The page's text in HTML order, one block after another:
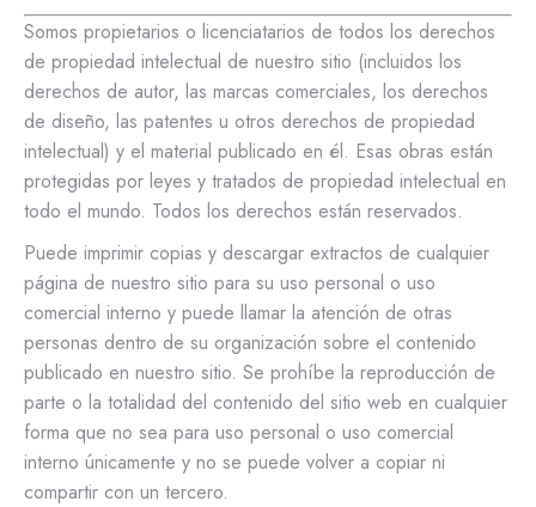
Somos propietarios o licenciatarios de todos los derechos
de propiedad intelectual de nuestro sitio (incluidos los
derechos de autor, las marcas comerciales, los derechos
de diseño, las patentes u otros derechos de propiedad
intelectual) y el material publicado en él. Esas obras están
protegidas por leyes y tratados de propiedad intelectual en
todo el mundo. Todos los derechos están reservados.
Puede imprimir copias y descargar extractos de cualquier
página de nuestro sitio para su uso personal o uso
comercial interno y puede llamar la atención de otras
personas dentro de su organización sobre el contenido
publicado en nuestro sitio. Se prohíbe la reproducción de
parte o la totalidad del contenido del sitio web en cualquier
forma que no sea para uso personal o uso comercial
interno únicamente y no se puede volver a copiar ni
compartir con un tercero.